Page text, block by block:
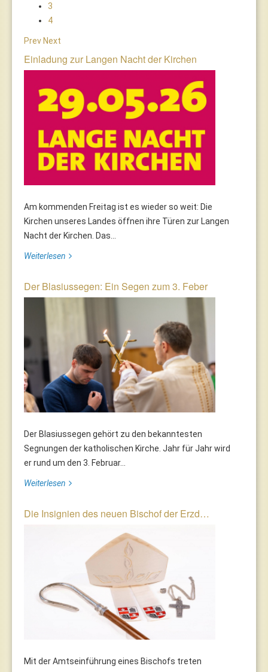
3
4
Prev Next
Einladung zur Langen Nacht der Kirchen
Am kommenden Freitag ist es wieder so weit: Die
Kirchen unseres Landes öffnen ihre Türen zur Langen
Nacht der Kirchen. Das...
Weiterlesen
Der Blasiussegen: Ein Segen zum 3. Feber
Der Blasiussegen gehört zu den bekanntesten
Segnungen der katholischen Kirche. Jahr für Jahr wird
er rund um den 3. Februar...
Weiterlesen
Die Insignien des neuen Bischof der Erzd…
Mit der Amtseinführung eines Bischofs treten